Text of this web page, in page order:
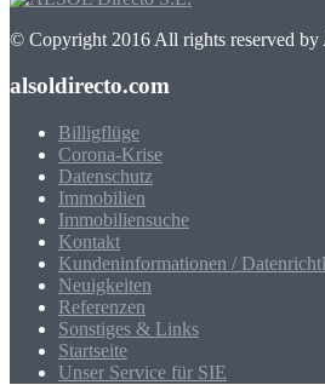
© Copyright 2016 All rights reserved
alsoldirecto.com
Billigflüge
Corona-Krise
Datenschutz
Immobilien
Immobiliensuche
Kontakt
Kundeninformationen /
Neuigkeiten
Referenzen
Sonstiges & Links
Startseite
Unser Service für SIE